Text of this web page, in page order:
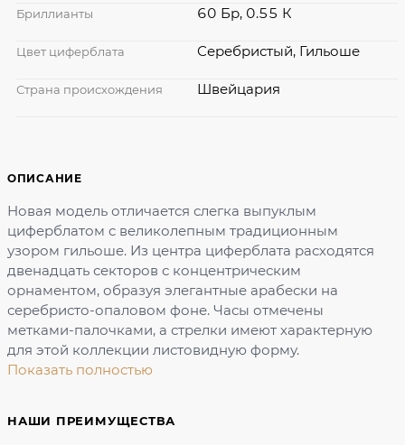
ОПИСАНИЕ
Новая модель отличается слегка выпуклым
циферблатом с великолепным традиционным
узором гильоше. Из центра циферблата расходятся
двенадцать секторов с концентрическим
орнаментом, образуя элегантные арабески на
серебристо-опаловом фоне. Часы отмечены
метками-палочками, а стрелки имеют характерную
для этой коллекции листовидную форму.
Показать полностью
НАШИ ПРЕИМУЩЕСТВА
Бриллианты 60 Бр, 0.55 К
Цвет циферблата Серебристый, Гильоше
Страна происхождения Швейцария